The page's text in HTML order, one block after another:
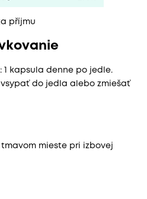
příjmu
1 kapsula denne po jedle.
do jedla alebo zmiešať
mieste pri izbovej